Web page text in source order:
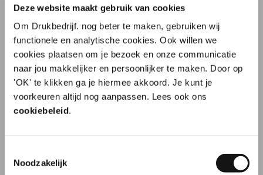
Deze website maakt gebruik van cookies
Om Drukbedrijf. nog beter te maken, gebruiken wij
functionele en analytische cookies. Ook willen we
cookies plaatsen om je bezoek en onze communicatie
naar jou makkelijker en persoonlijker te maken. Door op
'OK' te klikken ga je hiermee akkoord. Je kunt je
voorkeuren altijd nog aanpassen. Lees ook ons
cookiebeleid.
Noodzakelijk
8
Snel geleverd en goede kwaliteit
Zoals altijd weer bij Drukbedrijf goed geregeld
10% korting op je
eerste order?
Naam